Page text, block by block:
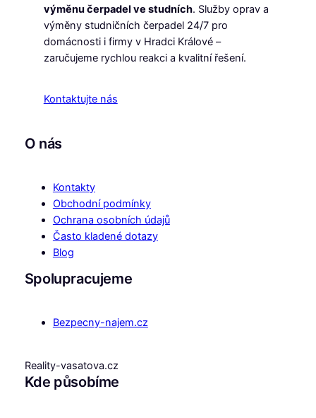
výměnu čerpadel ve studních. Služby oprav a
výměny studničních čerpadel 24/7 pro
domácnosti i firmy v Hradci Králové –
zaručujeme rychlou reakci a kvalitní řešení.
Kontaktujte nás
O nás
Kontakty
Obchodní podmínky
Ochrana osobních údajů
Často kladené dotazy
Blog
Spolupracujeme
Bezpecny-najem.cz
Reality-vasatova.cz
Kde působíme